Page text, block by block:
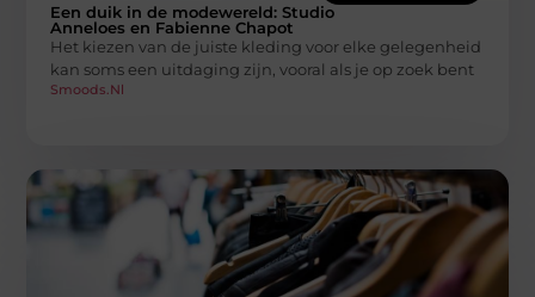
Een duik in de modewereld: Studio
Anneloes en Fabienne Chapot
Het kiezen van de juiste kleding voor elke gelegenheid
kan soms een uitdaging zijn, vooral als je op zoek bent
Smoods.nl